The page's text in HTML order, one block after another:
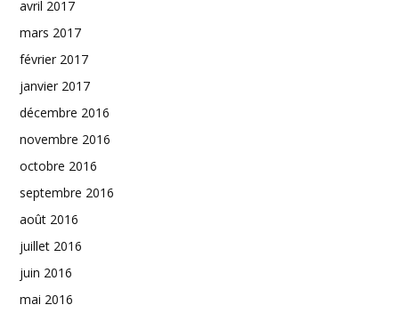
avril 2017
mars 2017
février 2017
janvier 2017
décembre 2016
novembre 2016
octobre 2016
septembre 2016
août 2016
juillet 2016
juin 2016
mai 2016